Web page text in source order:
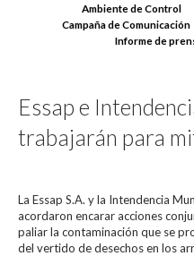
Ambiente de Control
Campaña de Comunicación
Informe de
Essap e
trabajarán para
La Essap S.A. y la Intendencia
acordaron encarar acciones
paliar la contaminación que se
del vertido de desechos en los